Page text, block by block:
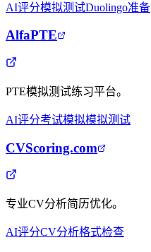
AI评分模拟测试Duolingo准备
AlfaPTE
PTE模拟测试练习平台。
AI评分考试模拟模拟测试
CVScoring.com
专业CV分析简历优化。
AI评分CV分析格式检查